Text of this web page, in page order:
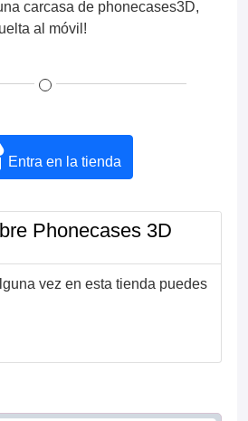
carcasa de phonecases3D,
al móvil!
Entra en la tienda
Phonecases 3D
vez en esta tienda puedes